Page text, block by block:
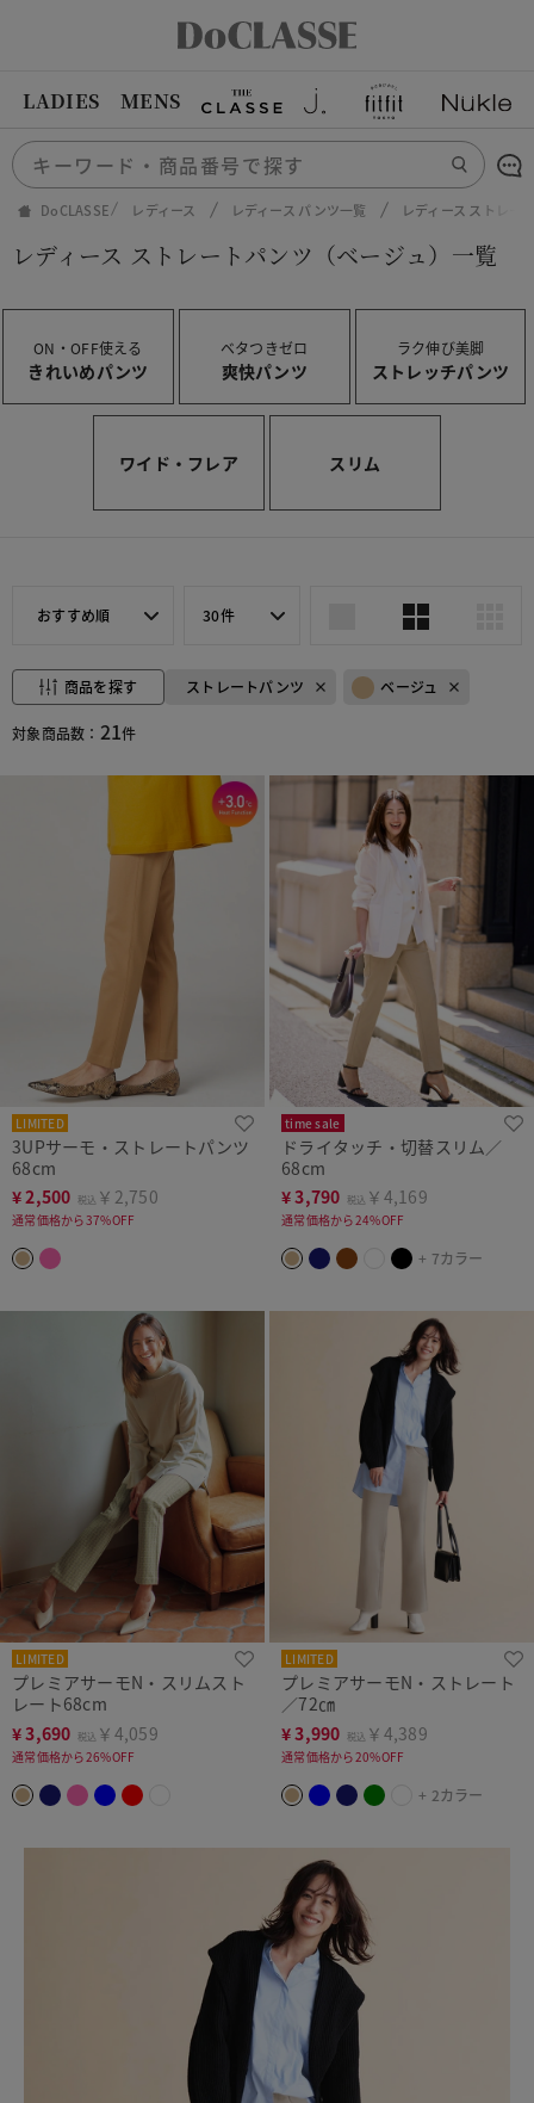
LADIES MENS
DoCLASSE レディース レディース パンツ一覧 レディース ストレー
レディース ストレートパンツ（ベージュ）一覧
ON・OFF使える
きれいめパンツ
ベタつきゼロ
爽快パンツ
ラク伸び美脚
ストレッチパンツ
ワイド・フレア スリム
おすすめ順 30件
商品を探す ストレートパンツ ベージュ
対象商品数： 21件
LIMITED
3UPサーモ・ストレートパンツ
68cm
¥2,500 税込 ￥2,750
通常価格から37%OFF
time sale
ドライタッチ・切替スリム／
68cm
¥3,790 税込 ￥4,169
通常価格から24%OFF
+ 7カラー
LIMITED
プレミアサーモN・スリムスト
レート68cm
¥3,690 税込 ￥4,059
通常価格から26%OFF
LIMITED
プレミアサーモN・ストレート
／72㎝
¥3,990 税込 ￥4,389
通常価格から20%OFF
+ 2カラー